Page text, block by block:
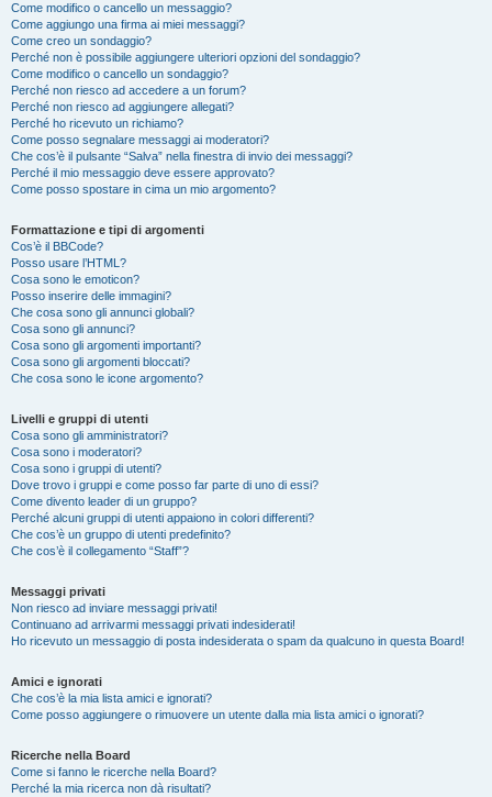
Come modifico o cancello un messaggio?
Come aggiungo una firma ai miei messaggi?
Come creo un sondaggio?
Perché non è possibile aggiungere ulteriori opzioni del sondaggio?
Come modifico o cancello un sondaggio?
Perché non riesco ad accedere a un forum?
Perché non riesco ad aggiungere allegati?
Perché ho ricevuto un richiamo?
Come posso segnalare messaggi ai moderatori?
Che cos’è il pulsante “Salva” nella finestra di invio dei messaggi?
Perché il mio messaggio deve essere approvato?
Come posso spostare in cima un mio argomento?
Formattazione e tipi di argomenti
Cos’è il BBCode?
Posso usare l’HTML?
Cosa sono le emoticon?
Posso inserire delle immagini?
Che cosa sono gli annunci globali?
Cosa sono gli annunci?
Cosa sono gli argomenti importanti?
Cosa sono gli argomenti bloccati?
Che cosa sono le icone argomento?
Livelli e gruppi di utenti
Cosa sono gli amministratori?
Cosa sono i moderatori?
Cosa sono i gruppi di utenti?
Dove trovo i gruppi e come posso far parte di uno di essi?
Come divento leader di un gruppo?
Perché alcuni gruppi di utenti appaiono in colori differenti?
Che cos’è un gruppo di utenti predefinito?
Che cos’è il collegamento “Staff”?
Messaggi privati
Non riesco ad inviare messaggi privati!
Continuano ad arrivarmi messaggi privati indesiderati!
Ho ricevuto un messaggio di posta indesiderata o spam da qualcuno in questa Board!
Amici e ignorati
Che cos’è la mia lista amici e ignorati?
Come posso aggiungere o rimuovere un utente dalla mia lista amici o ignorati?
Ricerche nella Board
Come si fanno le ricerche nella Board?
Perché la mia ricerca non dà risultati?